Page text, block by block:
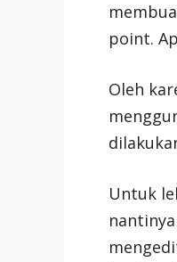
point.
Oleh
Untuk